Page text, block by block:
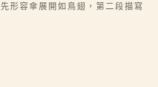
形容傘展開如鳥翅，第二段描寫